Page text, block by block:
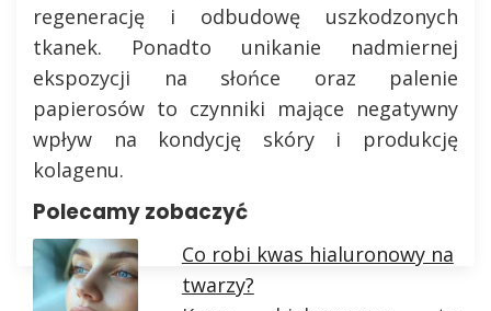
regenerację i odbudowę uszkodzonych
tkanek. Ponadto unikanie nadmiernej
ekspozycji na słońce oraz palenie
papierosów to czynniki mające negatywny
wpływ na kondycję skóry i produkcję
kolagenu.
Polecamy zobaczyć
Co robi kwas hialuronowy na
twarzy?